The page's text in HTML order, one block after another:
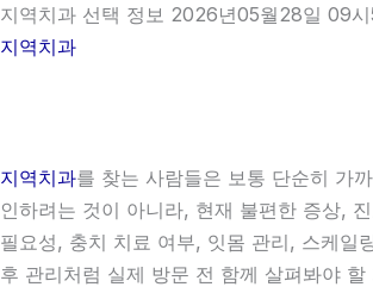
지역치과 선택 정보 2026년05월28일 09
지역치과
지역치과를 찾는 사람들은 보통 단순히 가
인하려는 것이 아니라, 현재 불편한 증상,
필요성, 충치 치료 여부, 잇몸 관리, 스케일
후 관리처럼 실제 방문 전 함께 살펴봐야 할